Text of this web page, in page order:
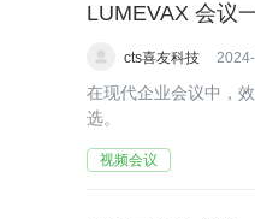
LUMEVAX 会议
cts喜友科技
在现代企业会议中，
选。
视频会议